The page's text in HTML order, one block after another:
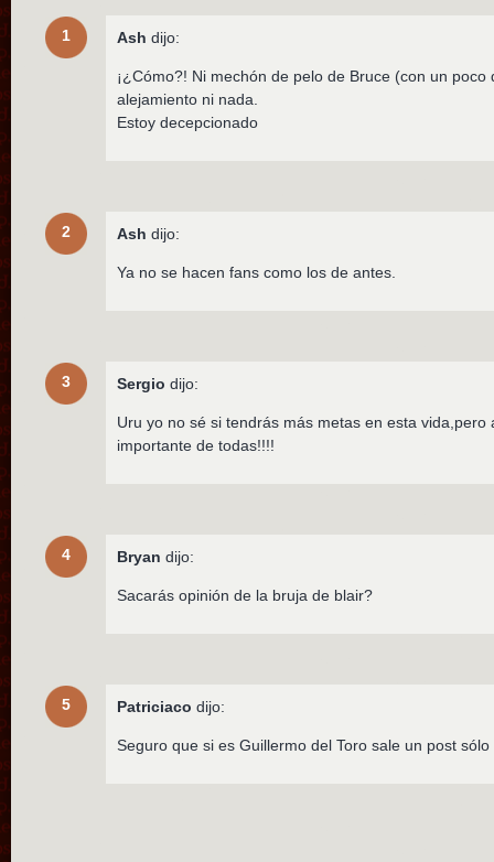
1 Ash dijo:
¡¿Cómo?! Ni mechón de pelo de Bruce (con un
alejamiento ni nada.
Estoy decepcionado
2 Ash dijo:
Ya no se hacen fans como los de antes.
3 Sergio dijo:
Uru yo no sé si tendrás más metas en esta
importante de todas!!!!
4 Bryan dijo:
Sacarás opinión de la bruja de blair?
5 Patriciaco dijo:
Seguro que si es Guillermo del Toro sale un post